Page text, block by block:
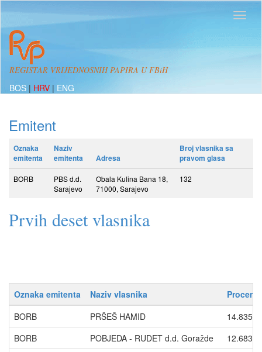
REGISTAR VRIJEDNOSNIH PAPIRA U FBiH
BOS | HRV | ENG
Emitent
Oznaka
emitenta
Naziv
emitenta
Adresa
Broj vlasnika sa
pravom glasa
BORB
PBS d.d.
Sarajevo
Obala Kulina Bana 18,
71000, Sarajevo
132
Prvih deset vlasnika
Oznaka emitenta Naziv vlasnika
BORB
PRŠEŠ HAMID
14.8358
BORB
POBJEDA - RUDET d.d. Goražde
12.6839